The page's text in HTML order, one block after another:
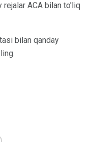
rejalar ACA bilan to'liq
bilan qanday